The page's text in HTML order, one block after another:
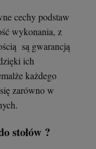
cechy podstaw
wykonania, z
są gwarancją
ich
każdego
zarówno w
stołów ?